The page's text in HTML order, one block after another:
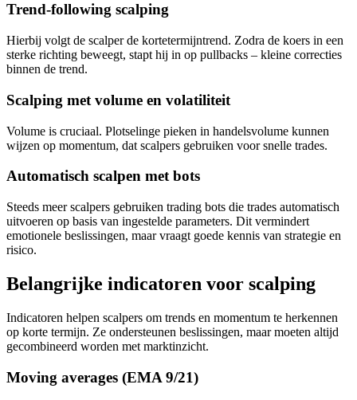
Trend-following scalping
Hierbij volgt de scalper de kortetermijntrend. Zodra de koers in een
sterke richting beweegt, stapt hij in op pullbacks – kleine correcties
binnen de trend.
Scalping met volume en volatiliteit
Volume is cruciaal. Plotselinge pieken in handelsvolume kunnen
wijzen op momentum, dat scalpers gebruiken voor snelle trades.
Automatisch scalpen met bots
Steeds meer scalpers gebruiken trading bots die trades automatisch
uitvoeren op basis van ingestelde parameters. Dit vermindert
emotionele beslissingen, maar vraagt goede kennis van strategie en
risico.
Belangrijke indicatoren voor scalping
Indicatoren helpen scalpers om trends en momentum te herkennen
op korte termijn. Ze ondersteunen beslissingen, maar moeten altijd
gecombineerd worden met marktinzicht.
Moving averages (EMA 9/21)